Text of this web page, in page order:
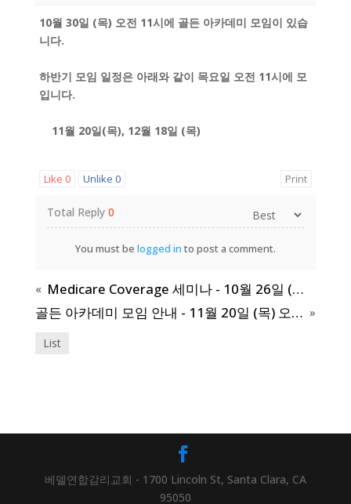
10월 30일 (목) 오전 11시에 골든 아카데미 모임이 있습
니다.
하반기 모임 일정은 아래와 같이 목요일 오전 11시에 모
입니다.
11월 20일(목), 12월 18일 (목)
Like 0 Unlike 0 Print
Total Reply 0
You must be logged in to post a comment.
«
Medicare Coverage 세미나 - 10월 26일 (주일)
골든 아카데미 모임 안내 - 11월 20일 (목) 오전 11시 »
List
베델연합감리교회 - 1700 Lincoln St, Santa Clara, CA
95050